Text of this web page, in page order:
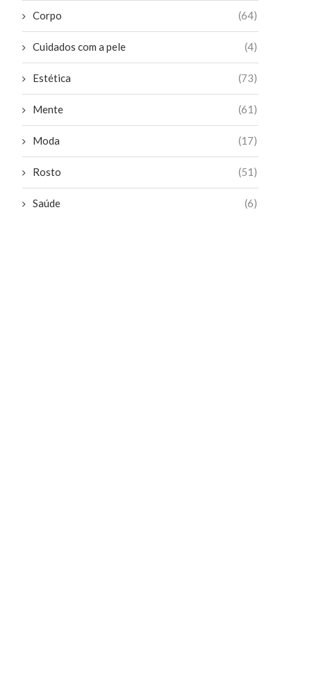
Corpo (64)
Cuidados com a pele (4)
Estética (73)
Mente (61)
Moda (17)
Rosto (51)
Saúde (6)